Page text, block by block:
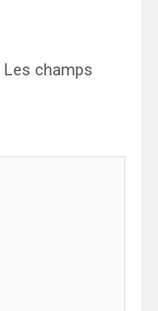
Les champs